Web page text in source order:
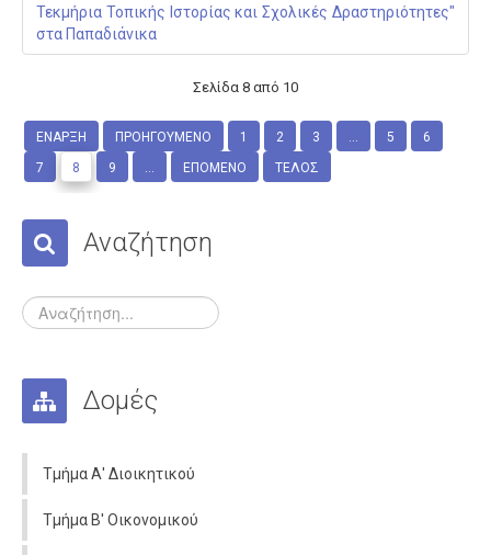
Τεκμήρια Τοπικής Ιστορίας και Σχολικές Δραστηριότητες"
στα Παπαδιάνικα
Σελίδα 8 από 10
ΈΝΑΡΞΗ ΠΡΟΗΓΟΎΜΕΝΟ 1 2 3 ... 5
6
7
8 9 ... ΕΠΌΜΕΝΟ ΤΈΛΟΣ
Αναζήτηση
Δομές
Τμήμα Α' Διοικητικού
Τμήμα Β' Οικονομικού